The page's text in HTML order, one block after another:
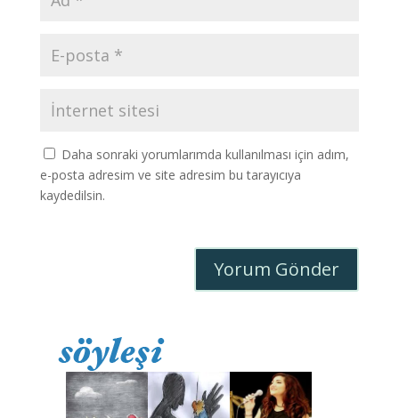
Daha sonraki yorumlarımda kullanılması için adım,
e-posta adresim ve site adresim bu tarayıcıya
kaydedilsin.